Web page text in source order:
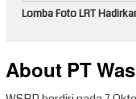
Lomba Foto LRT
About PT